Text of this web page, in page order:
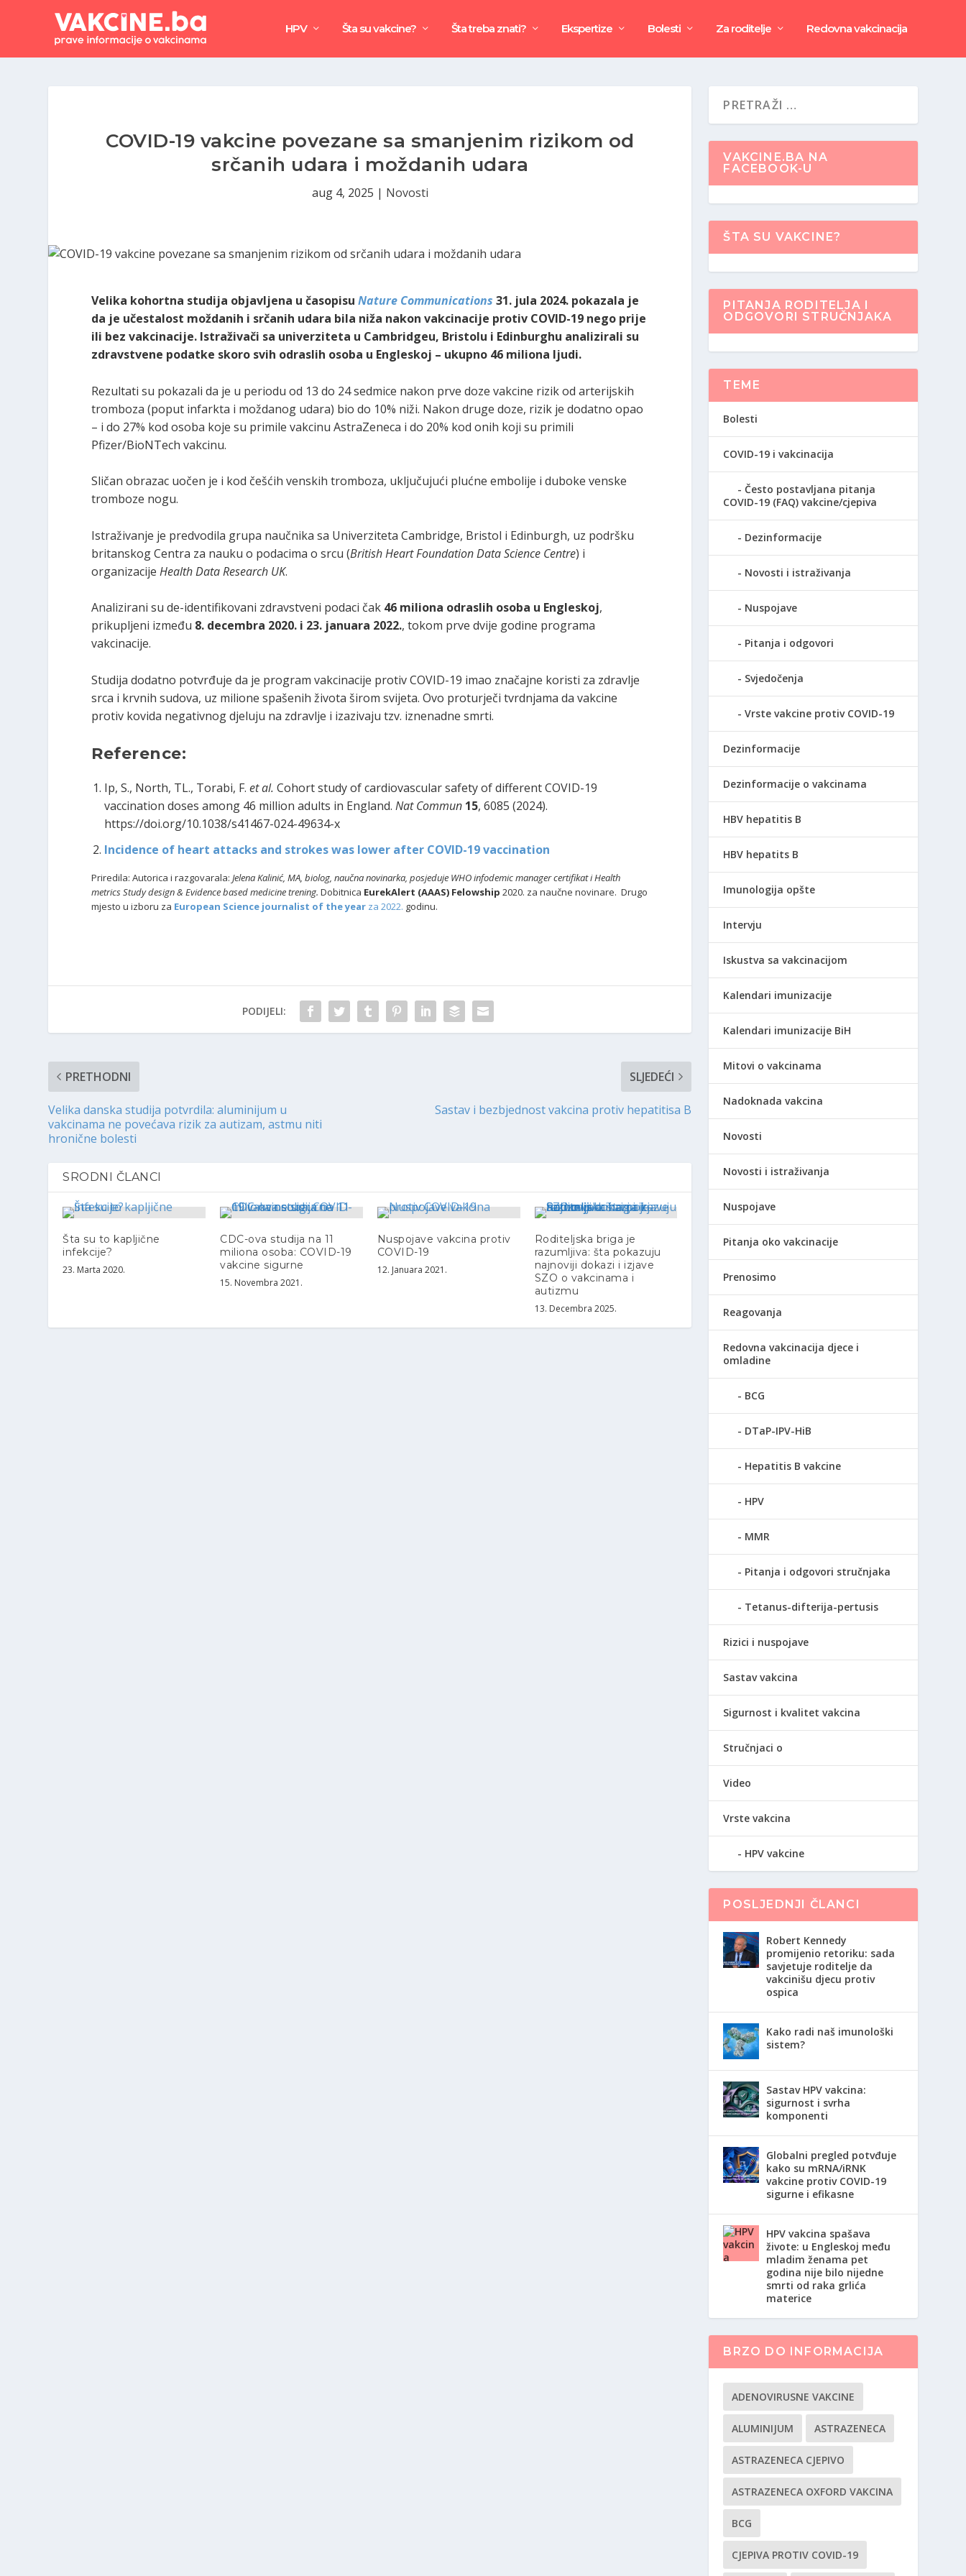
HPV Šta su vakcine? Šta treba znati? Ekspertize Bolesti Za roditelje Redovna vakcinacija
COVID-19 vakcine povezane sa smanjenim rizikom od
srčanih udara i moždanih udara
aug 4, 2025 | Novosti
Velika kohortna studija objavljena u časopisuNature Communications 31. jula 2024. pokazala je
da je učestalost moždanih i srčanih udara bila niža nakon vakcinacije protiv COVID-19 nego prije
ili bez vakcinacije. Istraživači sa univerziteta u Cambridgeu, Bristolu i Edinburghu analizirali su
zdravstvene podatke skoro svih odraslih osoba u Engleskoj – ukupno 46 miliona ljudi.
Rezultati su pokazali da je u periodu od 13 do 24 sedmice nakon prve doze vakcine rizik od arterijskih
tromboza (poput infarkta i moždanog udara) bio do 10% niži. Nakon druge doze, rizik je dodatno opao
– i do 27% kod osoba koje su primile vakcinu AstraZeneca i do 20% kod onih koji su primili
Pfizer/BioNTech vakcinu.
Sličan obrazac uočen je i kod češćih venskih tromboza, uključujući plućne embolije i duboke venske
tromboze nogu.
Istraživanje je predvodila grupa naučnika sa Univerziteta Cambridge, Bristol i Edinburgh, uz podršku
britanskog Centra za nauku o podacima o srcu (British Heart Foundation Data Science Centre) i
organizacijeHealth Data Research UK.
Analizirani su de-identifikovani zdravstveni podaci čak 46 miliona odraslih osoba u Engleskoj,
prikupljeni između 8. decembra 2020. i 23. januara 2022., tokom prve dvije godine programa
vakcinacije.
Studija dodatno potvrđuje da je program vakcinacije protiv COVID-19 imao značajne koristi za zdravlje
srca i krvnih sudova, uz milione spašenih života širom svijeta. Ovo proturječi tvrdnjama da vakcine
protiv kovida negativnog djeluju na zdravlje i izazivaju tzv. iznenadne smrti.
Reference:
Ip, S., North, TL., Torabi, F.et al. Cohort study of cardiovascular safety of different COVID-19
vaccination doses among 46 million adults in England.Nat Commun 15, 6085 (2024).
https://doi.org/10.1038/s41467-024-49634-x
Incidence of heart attacks and strokes was lower after COVID-19 vaccination
Priredila: Autorica i razgovarala:Jelena Kalinić, MA, biolog, naučna novinarka, posjeduje WHO infodemic manager certifikat i Health
metrics Study design & Evidence based medicine trening. Dobitnica EurekAlert (AAAS) Felowship 2020. za naučne novinare. Drugo
mjesto u izboru za European Science journalist of the year za 2022. godinu.
PODIJELI:
PRETHODNI
Velika danska studija potvrdila: aluminijum u
vakcinama ne povećava rizik za autizam, astmu niti
hronične bolesti
SLJEDEĆI
Sastav i bezbjednost vakcina protiv hepatitisa B
SRODNI ČLANCI
Šta su to kapljične
infekcije?
23. Marta 2020.
CDC-ova studija na 11
miliona osoba: COVID-19
vakcine sigurne
15. Novembra 2021.
Nuspojave vakcina protiv
COVID-19
12. Januara 2021.
Roditeljska briga je
razumljiva: šta pokazuju
najnoviji dokazi i izjave
SZO o vakcinama i
autizmu
13. Decembra 2025.
VAKCINE.BA NA
FACEBOOK-U
ŠTA SU VAKCINE?
PITANJA RODITELJA I
ODGOVORI STRUČNJAKA
TEME
Bolesti
COVID-19 i vakcinacija
Često postavljana pitanja
COVID-19 (FAQ) vakcine/cjepiva
Dezinformacije
Novosti i istraživanja
Nuspojave
Pitanja i odgovori
Svjedočenja
Vrste vakcine protiv COVID-19
Dezinformacije
Dezinformacije o vakcinama
HBV hepatitis B
HBV hepatits B
Imunologija opšte
Intervju
Iskustva sa vakcinacijom
Kalendari imunizacije
Kalendari imunizacije BiH
Mitovi o vakcinama
Nadoknada vakcina
Novosti
Novosti i istraživanja
Nuspojave
Pitanja oko vakcinacije
Prenosimo
Reagovanja
Redovna vakcinacija djece i
omladine
BCG
DTaP-IPV-HiB
Hepatitis B vakcine
HPV
MMR
Pitanja i odgovori stručnjaka
Tetanus-difterija-pertusis
Rizici i nuspojave
Sastav vakcina
Sigurnost i kvalitet vakcina
Stručnjaci o
Video
Vrste vakcina
HPV vakcine
POSLJEDNJI ČLANCI
Robert Kennedy
promijenio retoriku: sada
savjetuje roditelje da
vakcinišu djecu protiv
ospica
Kako radi naš imunološki
sistem?
Sastav HPV vakcina:
sigurnost i svrha
komponenti
Globalni pregled potvđuje
kako su mRNA/iRNK
vakcine protiv COVID-19
sigurne i efikasne
HPV vakcina spašava
živote: u Engleskoj među
mladim ženama pet
godina nije bilo nijedne
smrti od raka grlića
materice
BRZO DO INFORMACIJA
ADENOVIRUSNE VAKCINE
ALUMINIJUM ASTRAZENECA
ASTRAZENECA CJEPIVO
ASTRAZENECA OXFORD VAKCINA
BCG
CJEPIVA PROTIV COVID-19